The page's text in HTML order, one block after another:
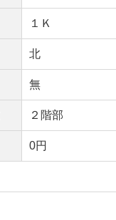
１Ｋ
北
無
２階部
0円